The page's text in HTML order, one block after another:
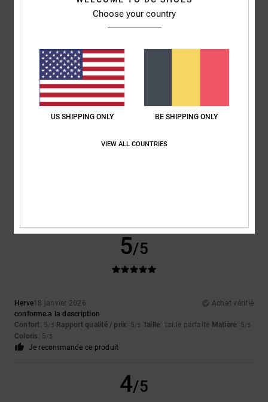
Confort: 5/5 Rapport qualité / prix Taille: GrandMatière: 5/5 Coloris
Je recommande ce produit
4 /5
5/5
Herve18 janvier 2026
Achat vérifié
conforme a la description
Confort: 5/5 Rapport qualité / prix: 5/5 Taille: Taille parfaite Matière: 5/5
Coloris: 5/5
Je recommande ce produit
4/5
Choose your country
US SHIPPING ONLY BE SHIPPING ONLY
VIEW ALL COUNTRIES